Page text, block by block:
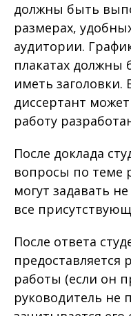
должны быть
размерах,
аудитории.
плакатах должны
иметь
диссертант
работу
После доклада
вопросы по теме
могут задавать
все
После ответа
работы (если он
руководитель не